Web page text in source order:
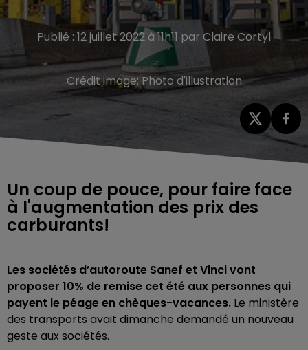
Publié : 12 juillet 2022 à 11h11 par Claire Cortyl
Crédit image:Photo d'illustration
Un coup de pouce, pour faire face
à l'augmentation des prix des
carburants!
Les sociétés d’autoroute Sanef et Vinci vont
proposer 10% de remise cet été aux personnes qui
payent le péage en chèques-vacances. Le ministère
des transports avait dimanche demandé un nouveau
geste aux sociétés.